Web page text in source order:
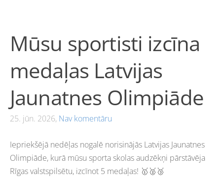
Mūsu sportisti izcīna
medaļas Latvijas
Jaunatnes Olimpiāde
25. jūn. 2026, Nav komentāru
Iepriekšējā nedēļas nogalē norisinājās Latvijas Jaunatnes
Olimpiāde, kurā mūsu sporta skolas audzēkņi pārstāvēja
Rīgas valstspilsētu, izcīnot 5 medaļas! 🥇🥈🥉